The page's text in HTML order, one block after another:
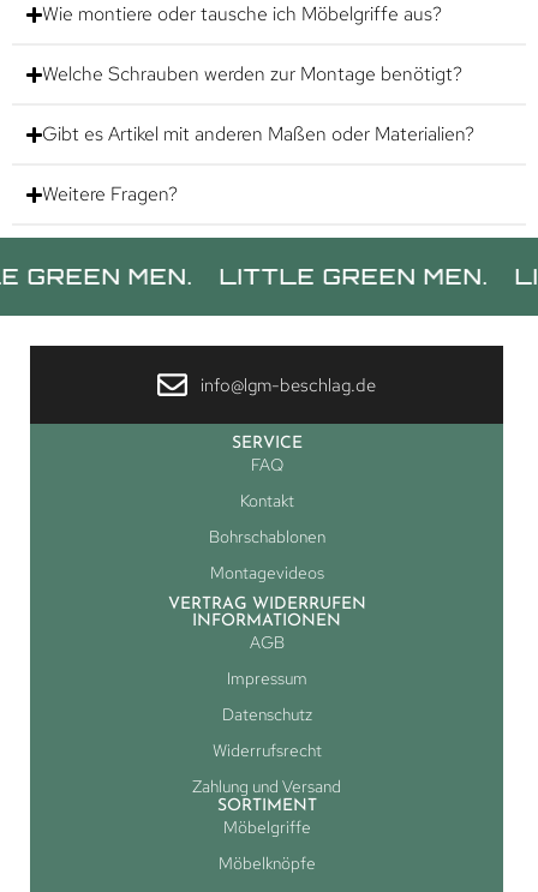
Wie montiere oder tausche ich Möbelgriffe aus?
Welche Schrauben werden zur Montage benötigt?
Gibt es Artikel mit anderen Maßen oder Materialien?
Weitere Fragen?
MEN. LITTLE GREEN MEN. LITTLE
info@lgm-beschlag.de
SERVICE
FAQ
Kontakt
Bohrschablonen
Montagevideos
VERTRAG WIDERRUFEN
INFORMATIONEN
AGB
Impressum
Datenschutz
Widerrufsrecht
Zahlung und Versand
SORTIMENT
Möbelgriffe
Möbelknöpfe